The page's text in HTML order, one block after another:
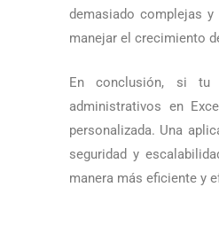
demasiado complejas
manejar el crecimiento
En conclusión, si tu
administrativos en
personalizada. Una
seguridad y
manera más eficiente y